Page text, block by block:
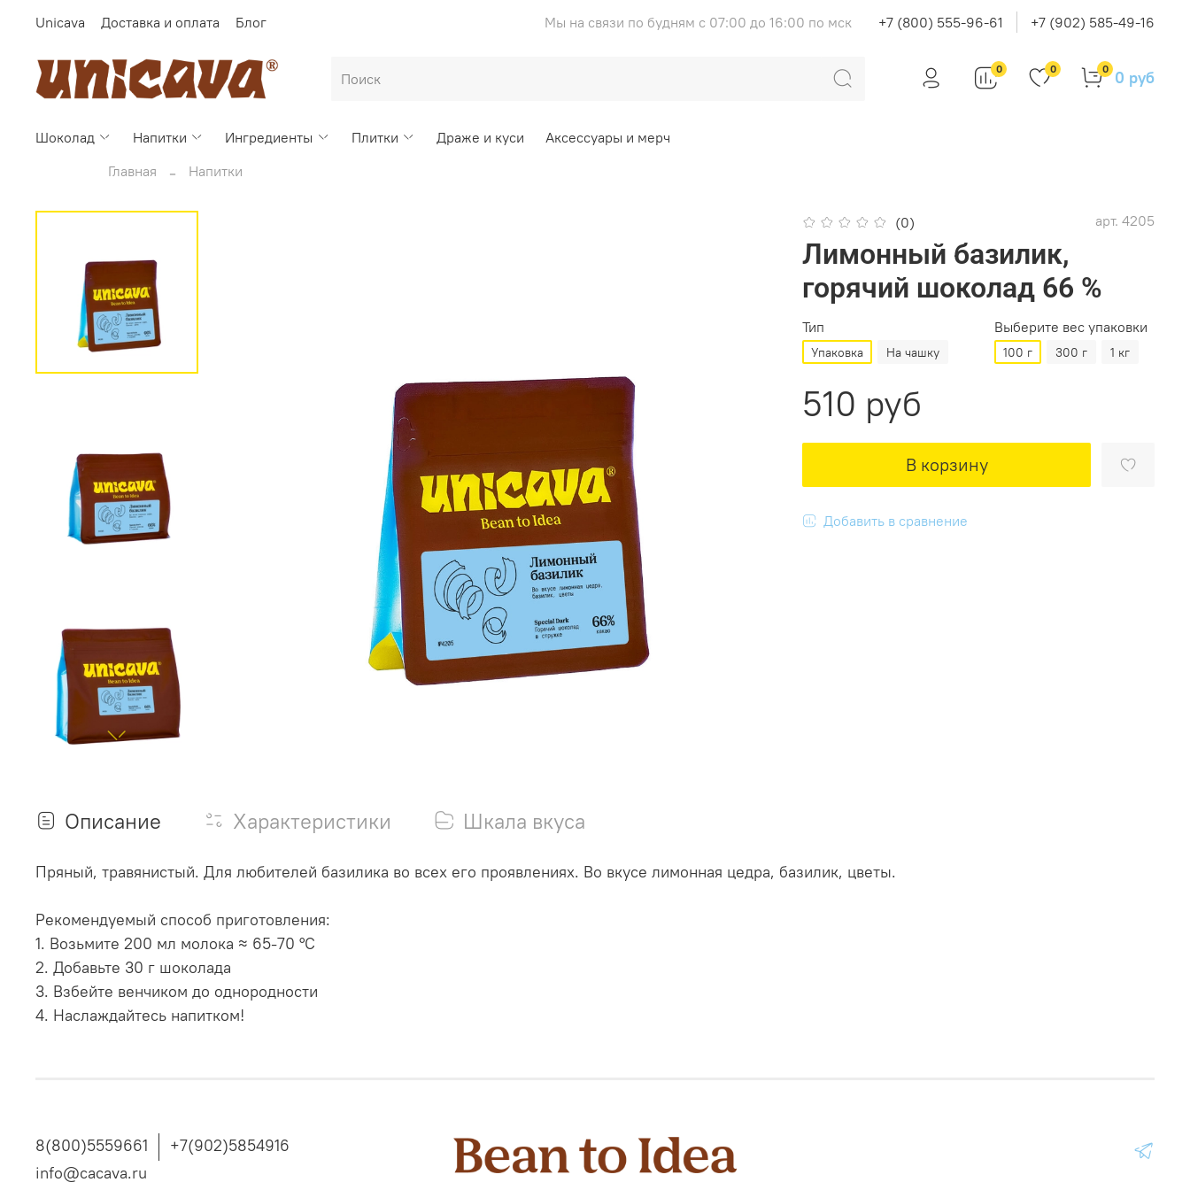
Unicava Доставка и оплата Блог Мы на связи по будням с 07:00 до 16:00 по мск +7 (800) 555-96-61 +7 (902) 585-49-16
0 0 0 0 руб
Шоколад Напитки Ингредиенты Плитки Драже и куси
Аксессуары и мерч
Главная
Напитки
(0) арт. 4205
Лимонный базилик,
горячий шоколад 66 %
Тип
Упаковка На чашку
Выберите вес упаковки
100 г 300 г 1 кг
510 руб
В корзину
Добавить в сравнение
Описание Характеристики Шкала вкуса
Пряный, травянистый. Для любителей базилика во всех его проявлениях. Во вкусе лимонная цедра, базилик, цветы.
Рекомендуемый способ приготовления:
1. Возьмите 200 мл молока ≈ 65-70 °С
2. Добавьте 30 г шоколада
3. Взбейте венчиком до однородности
4. Наслаждайтесь напитком!
8(800)5559661
+7(902)5854916
info@cacava.ru